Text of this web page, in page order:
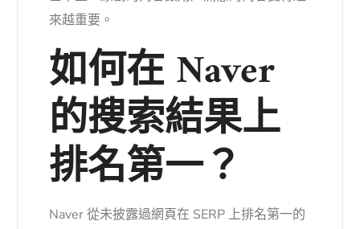
來越重要。
如何在 Naver
的搜索結果上
排名第一？
Naver 從未披露過網頁在 SERP 上排名第一的